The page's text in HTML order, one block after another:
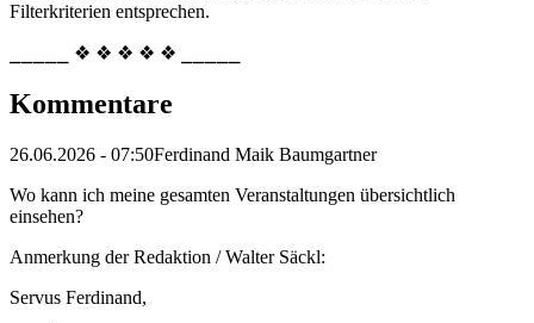
Filterkriterien entsprechen.
⎯⎯⎯⎯⎯ ❖ ❖ ❖ ❖ ❖ ⎯⎯⎯⎯⎯
Kommentare
26.06.2026 - 07:50Ferdinand Maik Baumgartner
Wo kann ich meine gesamten Veranstaltungen übersichtlich
einsehen?
Anmerkung der Redaktion /Walter Säckl:
Servus Ferdinand,